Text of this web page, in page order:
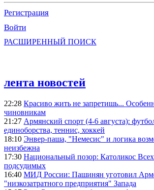
Регистрация
Войти
РАСШИРЕННЫЙ ПОИСК
лента новостей
22:28 Красиво жить не запретишь...
чиновникам
21:27 Армянский спорт (4-6 августа):
единоборства, теннис, хоккей
18:10 Энвер-паша, "Немесис" и логика
неизбежна
17:30 Национальный позор: Католикос
подсудимых
16:40 МИД России: Пашинян уготовил
"низкозатратного предприятия" Запада